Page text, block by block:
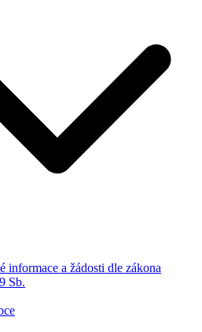
informace a žádosti dle zákona
Sb.